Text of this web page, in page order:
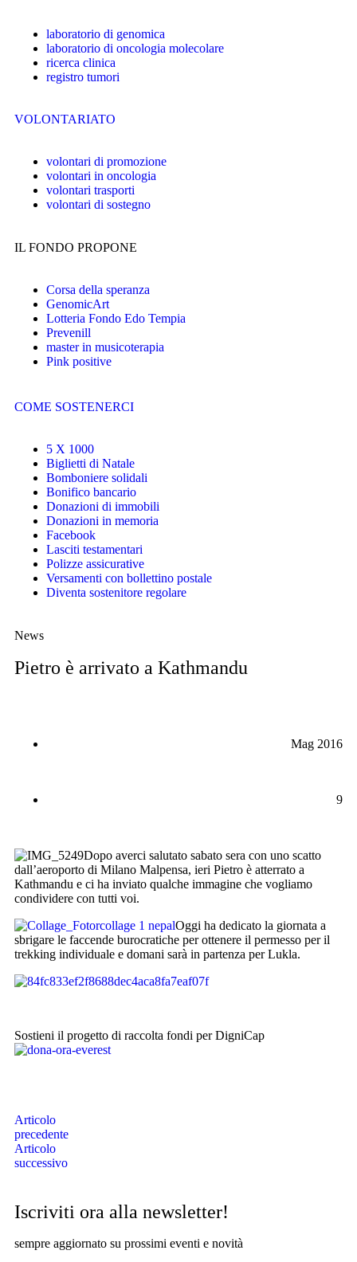
laboratorio di genomica
laboratorio di oncologia molecolare
ricerca clinica
registro tumori
VOLONTARIATO
volontari di promozione
volontari in oncologia
volontari trasporti
volontari di sostegno
IL FONDO PROPONE
Corsa della speranza
GenomicArt
Lotteria Fondo Edo Tempia
Prevenill
master in musicoterapia
Pink positive
COME SOSTENERCI
5 X 1000
Biglietti di Natale
Bomboniere solidali
Bonifico bancario
Donazioni di immobili
Donazioni in memoria
Facebook
Lasciti testamentari
Polizze assicurative
Versamenti con bollettino postale
Diventa sostenitore regolare
News
Pietro è arrivato a Kathmandu
Mag 2016
9
Dopo averci salutato sabato sera con uno scatto
dall’aeroporto di Milano Malpensa, ieri Pietro è atterrato a
Kathmandu e ci ha inviato qualche immagine che vogliamo
condividere con tutti voi.
Oggi ha dedicato la giornata a
sbrigare le faccende burocratiche per ottenere il permesso per il
trekking individuale e domani sarà in partenza per Lukla.
Sostieni il progetto di raccolta fondi per DigniCap
Articolo
precedente
Articolo
successivo
Iscriviti ora alla newsletter!
sempre aggiornato su prossimi eventi e novità